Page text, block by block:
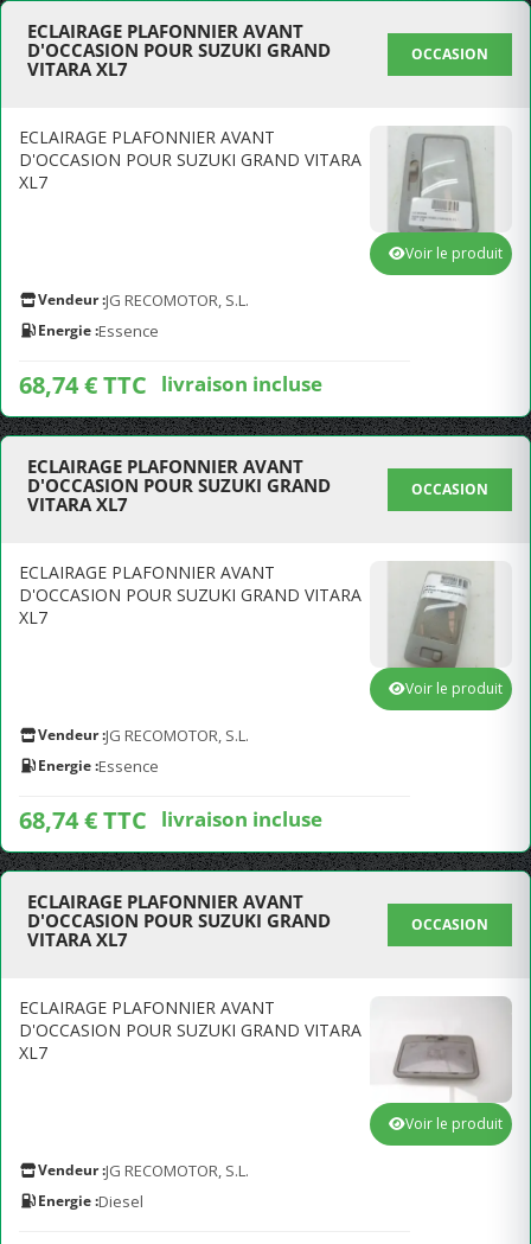
ECLAIRAGE PLAFONNIER AVANT
D'OCCASION POUR SUZUKI GRAND
VITARA XL7
OCCASION
ECLAIRAGE PLAFONNIER AVANT
D'OCCASION POUR SUZUKI GRAND VITARA
XL7
Vendeur :JG RECOMOTOR, S.L.
Energie :Essence
68,74 € TTC livraison incluse
Voir le produit
ECLAIRAGE PLAFONNIER AVANT
D'OCCASION POUR SUZUKI GRAND
VITARA XL7
OCCASION
ECLAIRAGE PLAFONNIER AVANT
D'OCCASION POUR SUZUKI GRAND VITARA
XL7
Vendeur :JG RECOMOTOR, S.L.
Energie :Essence
68,74 € TTC livraison incluse
Voir le produit
ECLAIRAGE PLAFONNIER AVANT
D'OCCASION POUR SUZUKI GRAND
VITARA XL7
OCCASION
ECLAIRAGE PLAFONNIER AVANT
D'OCCASION POUR SUZUKI GRAND VITARA
XL7
Vendeur :JG RECOMOTOR, S.L.
Energie :Diesel
Voir le produit